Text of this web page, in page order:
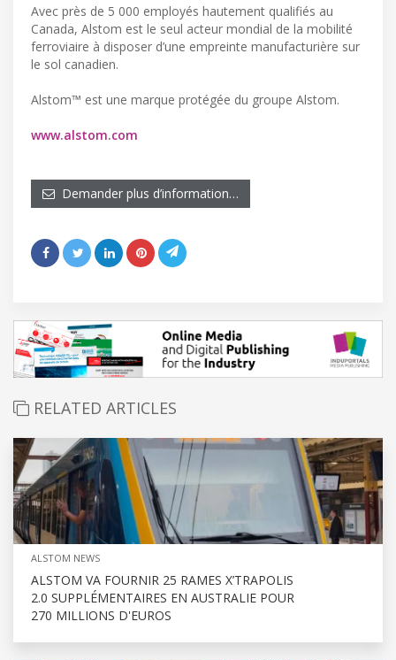
Avec près de 5 000 employés hautement qualifiés au
Canada, Alstom est le seul acteur mondial de la mobilité
ferroviaire à disposer d’une empreinte manufacturière sur
le sol canadien.
Alstom™ est une marque protégée du groupe Alstom.
www.alstom.com
Demander plus d’information…
RELATED ARTICLES
ALSTOM NEWS
ALSTOM VA FOURNIR 25 RAMES X’TRAPOLIS
2.0 SUPPLÉMENTAIRES EN AUSTRALIE POUR
270 MILLIONS D'EUROS